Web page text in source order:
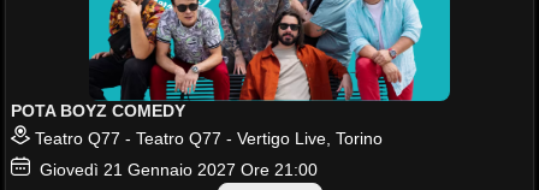
POTA BOYZ COMEDY
Teatro Q77 - Teatro Q77 - Vertigo Live, Torino
Giovedì 21 Gennaio 2027 Ore 21:00